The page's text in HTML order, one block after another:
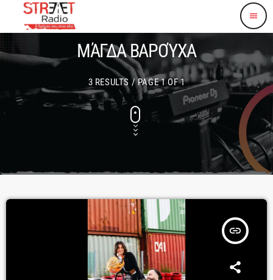
menu
ΜΆΓΔΑ ΒΑΡΟΎΧΑ
3 RESULTS / PAGE 1 OF 1
insert_link